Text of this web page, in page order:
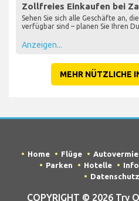
Zollfreies Einkaufen bei
Sehen Sie sich alle Geschäfte an,
verfügbar sind – planen Sie Ihren
Anzeigen...
MEHR NÜTZLICHE
Home Flüge
Parken
Hotelle Info
Datenschutz
COPYRIGHT © 2026 Try